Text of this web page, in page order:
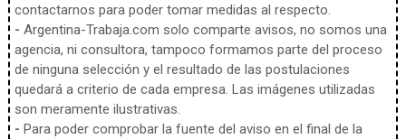
contactarnos para poder tomar medidas al respecto.
- Argentina-Trabaja.com solo comparte avisos, no somos una
agencia, ni consultora, tampoco formamos parte del proceso
de ninguna selección y el resultado de las postulaciones
quedará a criterio de cada empresa. Las imágenes utilizadas
son meramente ilustrativas.
- Para poder comprobar la fuente del aviso en el final de la